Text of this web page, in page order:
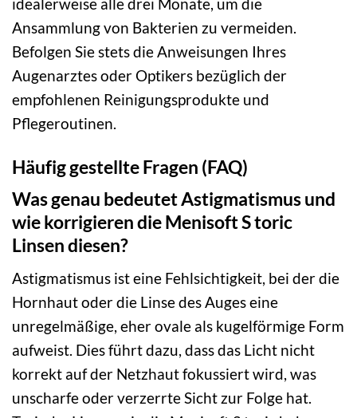
Ansammlung von Bakterien zu vermeiden.
Befolgen Sie stets die Anweisungen Ihres
Augenarztes oder Optikers bezüglich der
empfohlenen Reinigungsprodukte und
Pflegeroutinen.
Häufig gestellte Fragen (FAQ)
Was genau bedeutet Astigmatismus und
wie korrigieren die Menisoft S toric
Linsen diesen?
Astigmatismus ist eine Fehlsichtigkeit, bei der die
Hornhaut oder die Linse des Auges eine
unregelmäßige, eher ovale als kugelförmige Form
aufweist. Dies führt dazu, dass das Licht nicht
korrekt auf der Netzhaut fokussiert wird, was
unscharfe oder verzerrte Sicht zur Folge hat.